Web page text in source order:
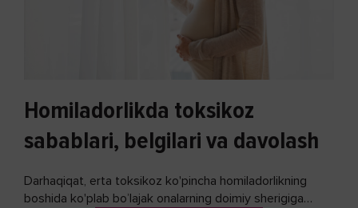
Homiladorlikda toksikoz
sabablari, belgilari va davolash
Darhaqiqat, erta toksikoz ko'pincha homiladorlikning
boshida ko'plab bo’lajak onalarning doimiy sherigiga